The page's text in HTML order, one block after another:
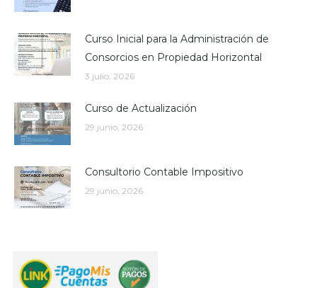
Curso Inicial para la Administración de
Consorcios en Propiedad Horizontal
3 julio, 2026
Curso de Actualización
29 junio, 2026
Consultorio Contable Impositivo
29 junio, 2026